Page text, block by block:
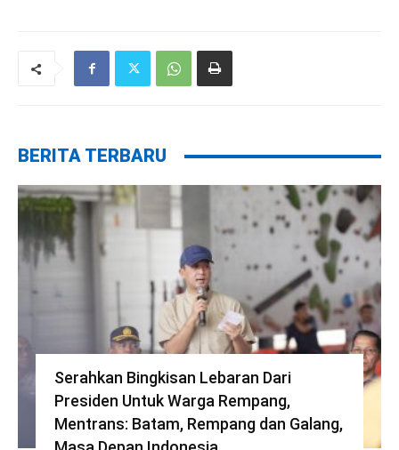
BERITA TERBARU
Serahkan Bingkisan Lebaran Dari
Presiden Untuk Warga Rempang,
Mentrans: Batam, Rempang dan Galang,